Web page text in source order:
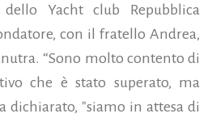
dello Yacht club Repubblica
con il fratello Andrea,
“Sono molto contento di
che è stato superato, ma
dichiarato, "siamo in attesa di